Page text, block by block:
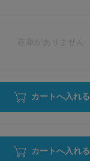
カートへ入れる
カートへ入れる